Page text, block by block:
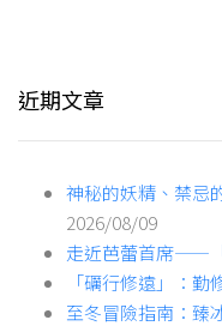
近期文章
神秘的妖精、禁
2026/08/09
走近芭蕾首席——
「礪行修遠」：勤
至冬冒險指南：